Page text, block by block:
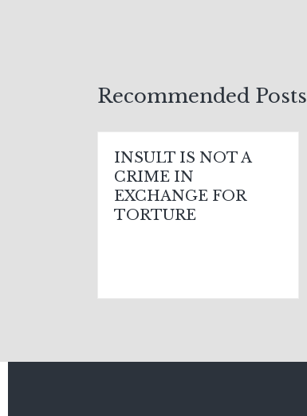
Recommended Posts
INSULT IS NOT A
CRIME IN
EXCHANGE FOR
TORTURE